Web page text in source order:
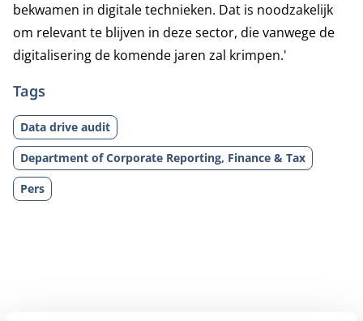
bekwamen in digitale technieken. Dat is noodzakelijk
om relevant te blijven in deze sector, die vanwege de
digitalisering de komende jaren zal krimpen.'
Tags
Data drive audit
Department of Corporate Reporting, Finance & Tax
Pers